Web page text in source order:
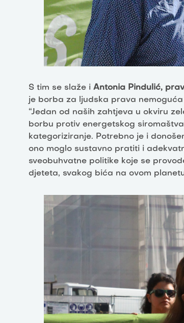
S tim se slaže i Antonia Pindulić,
je borba za ljudska prava
“Jedan od naših zahtjeva u okviru
borbu protiv energetskog
kategoriziranje. Potrebno je i
ono moglo sustavno pratiti i
sveobuhvatne politike koje se
djeteta, svakog bića na ovom